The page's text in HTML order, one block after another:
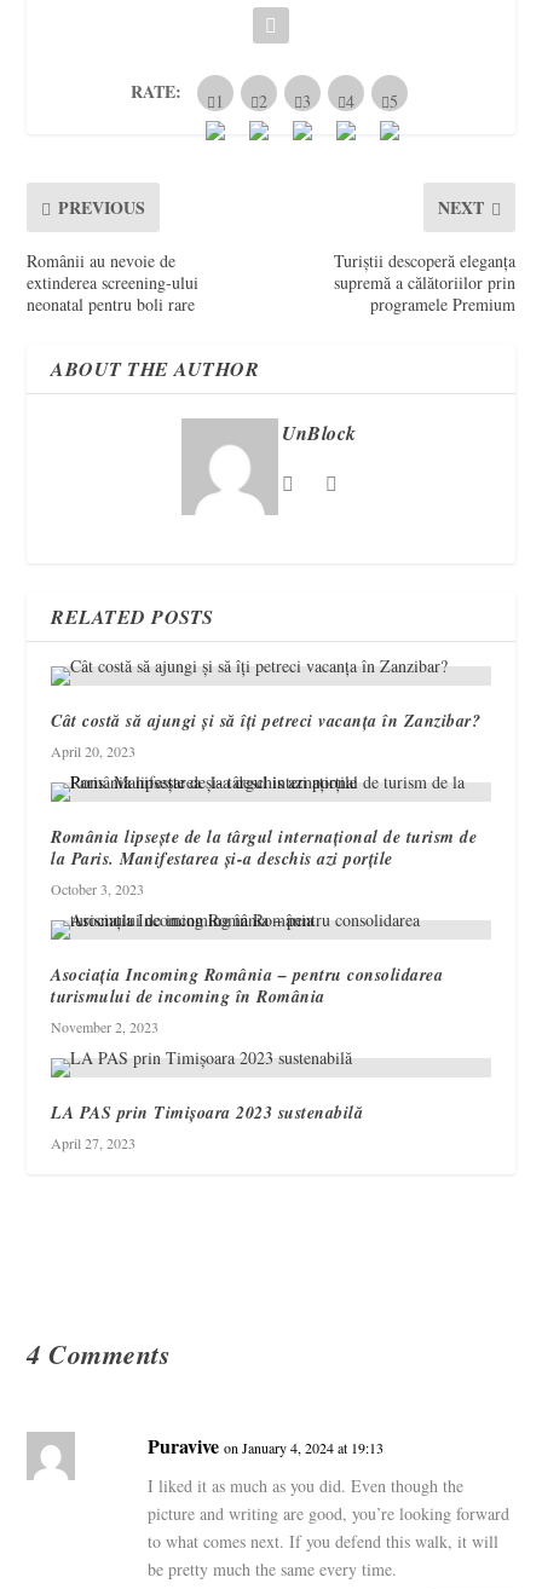
RATE:
PREVIOUS
Românii au nevoie de
extinderea screening-ului
neonatal pentru boli rare
NEXT
Turiștii descoperă eleganța
supremă a călătoriilor prin
programele Premium
ABOUT THE AUTHOR
UnBlock
RELATED POSTS
Cât costă să ajungi și să îți petreci vacanța în Zanzibar?
April 20, 2023
România lipsește de la târgul internațional de turism de
la Paris. Manifestarea și-a deschis azi porțile
October 3, 2023
Asociația Incoming România – pentru consolidarea
turismului de incoming în România
November 2, 2023
LA PAS prin Timișoara 2023 sustenabilă
April 27, 2023
4 Comments
Puravive on January 4, 2024 at 19:13
I liked it as much as you did. Even though the
picture and writing are good, you’re looking forward
to what comes next. If you defend this walk, it will
be pretty much the same every time.